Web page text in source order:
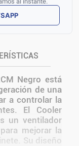
Negro está
de una
a controlar la
El Cooler
un ventilador
mejorar la
Su diseño